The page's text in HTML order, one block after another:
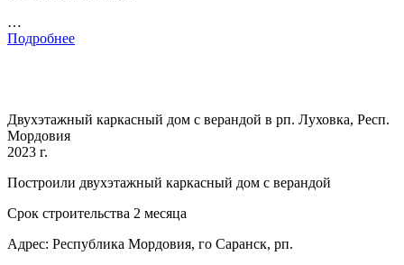
…
Подробнее
Двухэтажный каркасный дом с верандой в рп. Луховка, Респ.
Мордовия
2023 г.
Построили двухэтажный каркасный дом с верандой
Срок строительства 2 месяца
Адрес: Республика Мордовия, го Саранск, рп.